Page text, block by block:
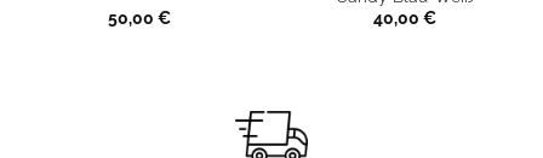
50,00 €
40,00 €